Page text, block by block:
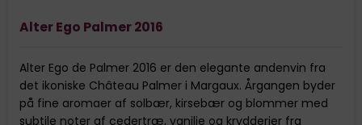
Alter Ego Palmer 2016
Alter Ego de Palmer 2016 er den elegante andenvin fra
det ikoniske Château Palmer i Margaux. Årgangen byder
på fine aromaer af solbær, kirsebær og blommer med
subtile noter af cedertræ, vanilje og krydderier fra